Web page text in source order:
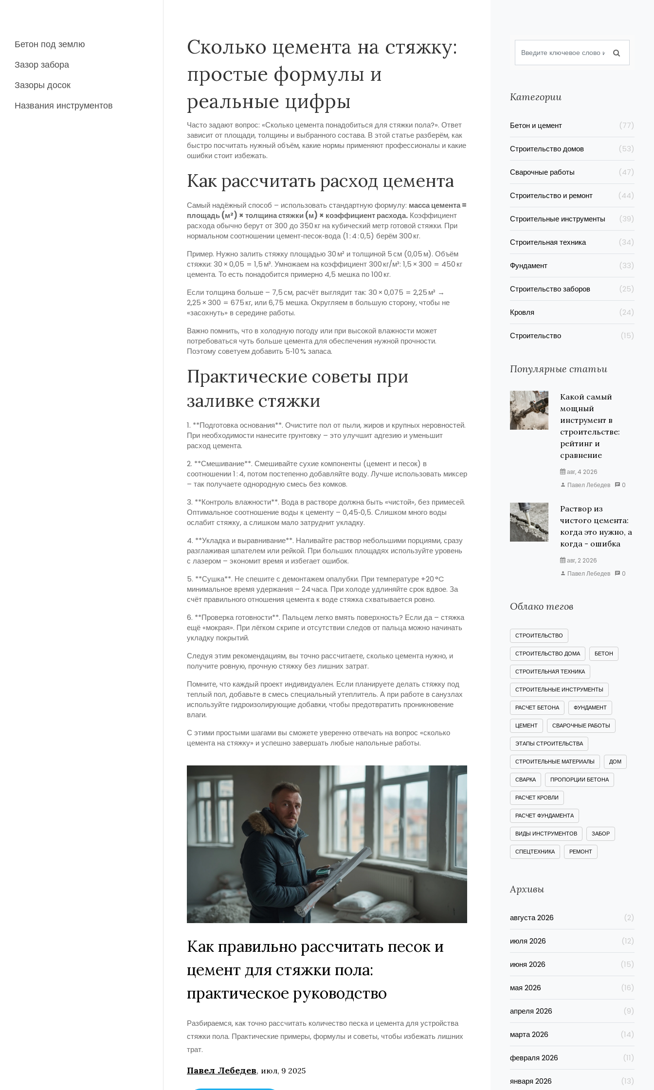
Бетон под землю
Зазор забора
Зазоры досок
Названия инструментов
Сколько цемента на стяжку:
простые формулы и
реальные цифры
Часто задают вопрос: «Сколько цемента понадобиться для стяжки пола?». Ответ
зависит от площади, толщины и выбранного состава. В этой статье разберём, как
быстро посчитать нужный объём, какие нормы применяют профессионалы и какие
ошибки стоит избежать.
Как рассчитать расход цемента
Самый надёжный способ – использовать стандартную формулу: масса цемента =
площадь (м²) × толщина стяжки (м) × коэффициент расхода. Коэффициент
расхода обычно берут от 300 до 350 кг на кубический метр готовой стяжки. При
нормальном соотношении цемент‑песок‑вода (1 : 4 : 0,5) берём 300 кг.
Пример. Нужно залить стяжку площадью 30 м² и толщиной 5 см (0,05 м). Объём
стяжки: 30 × 0,05 = 1,5 м³. Умножаем на коэффициент 300 кг/м³: 1,5 × 300 = 450 кг
цемента. То есть понадобится примерно 4,5 мешка по 100 кг.
Если толщина больше – 7,5 см, расчёт выглядит так: 30 × 0,075 = 2,25 м³ →
2,25 × 300 = 675 кг, или 6,75 мешка. Округляем в большую сторону, чтобы не
«засохнуть» в середине работы.
Важно помнить, что в холодную погоду или при высокой влажности может
потребоваться чуть больше цемента для обеспечения нужной прочности.
Поэтому советуем добавить 5‑10 % запаса.
Практические советы при
заливке стяжки
1. **Подготовка основания**. Очистите пол от пыли, жиров и крупных неровностей.
При необходимости нанесите грунтовку – это улучшит адгезию и уменьшит
расход цемента.
2. **Смешивание**. Смешивайте сухие компоненты (цемент и песок) в
соотношении 1 : 4, потом постепенно добавляйте воду. Лучше использовать миксер
– так получаете однородную смесь без комков.
3. **Контроль влажности**. Вода в растворе должна быть «чистой», без примесей.
Оптимальное соотношение воды к цементу – 0,45‑0,5. Слишком много воды
ослабит стяжку, а слишком мало затруднит укладку.
4. **Укладка и выравнивание**. Наливайте раствор небольшими порциями, сразу
разглаживая шпателем или рейкой. При больших площадях используйте уровень
с лазером – экономит время и избегает ошибок.
5. **Сушка**. Не спешите с демонтажем опалубки. При температуре +20 °C
минимальное время удержания – 24 часа. При холоде удлиняйте срок вдвое. За
счёт правильного отношения цемента к воде стяжка схватывается ровно.
6. **Проверка готовности**. Пальцем легко вмять поверхность? Если да – стяжка
ещё «мокрая». При лёгком скрипе и отсутствии следов от пальца можно начинать
укладку покрытий.
Следуя этим рекомендациям, вы точно рассчитаете, сколько цемента нужно, и
получите ровную, прочную стяжку без лишних затрат.
Помните, что каждый проект индивидуален. Если планируете делать стяжку под
теплый пол, добавьте в смесь специальный утеплитель. А при работе в санузлах
используйте гидроизолирующие добавки, чтобы предотвратить проникновение
влаги.
С этими простыми шагами вы сможете уверенно отвечать на вопрос «сколько
цемента на стяжку» и успешно завершать любые напольные работы.
Как правильно рассчитать песок и
цемент для стяжки пола:
практическое руководство
Разбираемся, как точно рассчитать количество песка и цемента для устройства
стяжки пола. Практические примеры, формулы и советы, чтобы избежать лишних
трат.
Павел Лебедев, июл, 9 2025
Категории
Бетон и цемент (77)
Строительство домов (53)
Сварочные работы (47)
Строительство и ремонт (44)
Строительные инструменты (39)
Строительная техника (34)
Фундамент (33)
Строительство заборов (25)
Кровля (24)
Строительство (15)
Популярные статьи
Какой самый
мощный
инструмент в
строительстве:
рейтинг и
сравнение
авг, 4 2026
Павел Лебедев
0
Раствор из
чистого цемента:
когда это нужно, а
когда - ошибка
авг, 2 2026
Павел Лебедев
0
Облако тегов
СТРОИТЕЛЬСТВО
СТРОИТЕЛЬСТВО ДОМА БЕТОН
СТРОИТЕЛЬНАЯ ТЕХНИКА
СТРОИТЕЛЬНЫЕ ИНСТРУМЕНТЫ
РАСЧЕТ БЕТОНА ФУНДАМЕНТ
ЦЕМЕНТ СВАРОЧНЫЕ РАБОТЫ
ЭТАПЫ СТРОИТЕЛЬСТВА
СТРОИТЕЛЬНЫЕ МАТЕРИАЛЫ ДОМ
СВАРКА ПРОПОРЦИИ БЕТОНА
РАСЧЕТ КРОВЛИ
РАСЧЕТ ФУНДАМЕНТА
ВИДЫ ИНСТРУМЕНТОВ ЗАБОР
СПЕЦТЕХНИКА РЕМОНТ
Архивы
августа 2026 (2)
июля 2026 (12)
июня 2026 (15)
мая 2026 (16)
апреля 2026 (9)
марта 2026 (14)
февраля 2026 (11)
января 2026 (13)